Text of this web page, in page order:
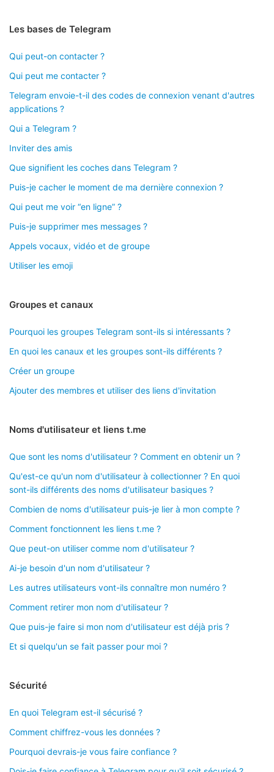
Les bases de Telegram
Qui peut-on contacter ?
Qui peut me contacter ?
Telegram envoie-t-il des codes de connexion venant d'autres
applications ?
Qui a Telegram ?
Inviter des amis
Que signifient les coches dans Telegram ?
Puis-je cacher le moment de ma dernière connexion ?
Qui peut me voir “en ligne” ?
Puis-je supprimer mes messages ?
Appels vocaux, vidéo et de groupe
Utiliser les emoji
Groupes et canaux
Pourquoi les groupes Telegram sont-ils si intéressants ?
En quoi les canaux et les groupes sont-ils différents ?
Créer un groupe
Ajouter des membres et utiliser des liens d'invitation
Noms d'utilisateur et liens t.me
Que sont les noms d'utilisateur ? Comment en obtenir un ?
Qu'est-ce qu'un nom d'utilisateur à collectionner ? En quoi
sont-ils différents des noms d'utilisateur basiques ?
Combien de noms d'utilisateur puis-je lier à mon compte ?
Comment fonctionnent les liens t.me ?
Que peut-on utiliser comme nom d'utilisateur ?
Ai-je besoin d'un nom d'utilisateur ?
Les autres utilisateurs vont-ils connaître mon numéro ?
Comment retirer mon nom d'utilisateur ?
Que puis-je faire si mon nom d'utilisateur est déjà pris ?
Et si quelqu'un se fait passer pour moi ?
Sécurité
En quoi Telegram est-il sécurisé ?
Comment chiffrez-vous les données ?
Pourquoi devrais-je vous faire confiance ?